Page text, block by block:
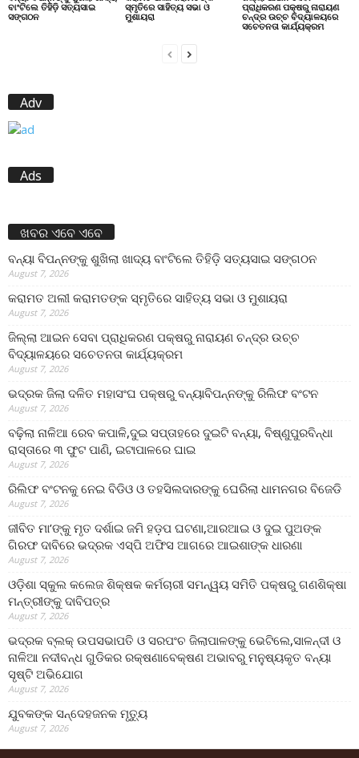
ବାଂଟିଲେ ତିହିଡି଼ ସତ୍ୟସାଇ
ସଙ୍ଗଠନ
ସ୍ମୃତିରେ ସାହିତ୍ୟ ସଭା ଓ
ମୁଶାୟରା
ପ୍ରାଧିକରଣ ପକ୍ଷରୁ ନାରାୟଣ
ଚନ୍ଦ୍ର ଉଚ୍ଚ ବିଦ୍ୟାଳୟରେ
ସଚେତନତା କାର୍ଯ୍ୟକ୍ରମ
Adv
Ads
ଖବର ଏବେ ଏବେ
ବନ୍ୟା ବିପନ୍ନଙ୍କୁ ଶୁଖିଲା ଖାଦ୍ୟ ବାଂଟିଲେ ତିହିଡି଼ ସତ୍ୟସାଇ ସଙ୍ଗଠନ
August 7, 2026
କରାମତ ଅଲୀ କରାମତଙ୍କ ସ୍ମୃତିରେ ସାହିତ୍ୟ ସଭା ଓ ମୁଶାୟରା
August 7, 2026
ଜିଲ୍ଲା ଆଇନ ସେବା ପ୍ରାଧିକରଣ ପକ୍ଷରୁ ନାରାୟଣ ଚନ୍ଦ୍ର ଉଚ୍ଚ
ବିଦ୍ୟାଳୟରେ ସଚେତନତା କାର୍ଯ୍ୟକ୍ରମ
August 7, 2026
ଭଦ୍ରକ ଜିଲା ଦଳିତ ମହାସଂଘ ପକ୍ଷରୁ ବନ୍ୟାବିପନ୍ନଙ୍କୁ ରିଲିଫ ବଂଟନ
August 7, 2026
ବଢ଼ିଲା ନାଳିଆ ରେବ କପାଳି,ଦୁଇ ସପ୍ତାହରେ ଦୁଇଟି ବନ୍ୟା, ବିଷ୍ଣୁପୁରବିନ୍ଧା
ରାସ୍ତାରେ ୩ ଫୁଟ ପାଣି, ଇଟାପାଳରେ ଘାଇ
August 7, 2026
ରିଲିଫ ବଂଟନକୁ ନେଇ ବିଡିଓ ଓ ତହସିଲଦାରଙ୍କୁ ଘେରିଲା ଧାମନଗର ବିଜେଡି
August 7, 2026
ଜୀବିତ ମା’ଙ୍କୁ ମୃତ ଦର୍ଶାଇ ଜମି ହଡ଼ପ ଘଟଣା,ଆରଆଇ ଓ ଦୁଇ ପୁଅଙ୍କ
ଗିରଫ ଦାବିରେ ଭଦ୍ରକ ଏସ୍‌ପି ଅଫିସ ଆଗରେ ଆଇଶାଙ୍କ ଧାରଣା
August 7, 2026
ଓଡ଼ିଶା ସ୍କୁଲ କଲେଜ ଶିକ୍ଷକ କର୍ମଚାରୀ ସମନ୍ୱୟ ସମିତି ପକ୍ଷରୁ ଗଣଶିକ୍ଷା
ମନ୍ତ୍ରୀଙ୍କୁ ଦାବିପତ୍ର
August 7, 2026
ଭଦ୍ରକ ବ୍ଲକ୍ ଉପସଭାପତି ଓ ସରପଂଚ ଜିଲାପାଳଙ୍କୁ ଭେଟିଲେ,ସାଳନ୍ଦୀ ଓ
ନାଳିଆ ନଦୀବନ୍ଧ ଗୁଡିକର ରକ୍ଷଣାବେକ୍ଷଣ ଅଭାବରୁ ମନୁଷ୍ୟକୃତ ବନ୍ୟା
ସୃଷ୍ଟି ଅଭିଯୋଗ
August 7, 2026
ଯୁବକଙ୍କ ସନ୍ଦେହଜନକ ମୃତ୍ୟୁ
August 7, 2026